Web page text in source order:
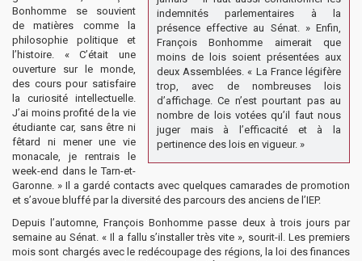
indemnités parlementaires à la
présence effective au Sénat. » Enfin,
François Bonhomme aimerait que
moins de lois soient présentées aux
deux Assemblées. « La France légifère
trop, avec de nombreuses lois
d’affichage. Ce n’est pourtant pas au
nombre de lois votées qu’il faut nous
juger mais à l’efficacité et à la
pertinence des lois en vigueur. »
Bonhomme se souvient
de matières comme la
philosophie politique et
l’histoire. « C’était une
ouverture sur le monde,
des cours pour satisfaire
la curiosité intellectuelle.
J’ai moins profité de la vie
étudiante car, sans être ni
fêtard ni mener une vie
monacale, je rentrais le
week-end dans le Tarn-et-
Garonne. » Il a gardé contacts avec quelques camarades de promotion
et s’avoue bluffé par la diversité des parcours des anciens de l’IEP.
Depuis l’automne, François Bonhomme passe deux à trois jours par
semaine au Sénat. « Il a fallu s’installer très vite », sourit-il. Les premiers
mois sont chargés avec le redécoupage des régions, la loi des finances